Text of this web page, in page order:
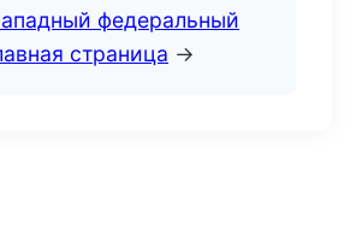
федеральный
страница →